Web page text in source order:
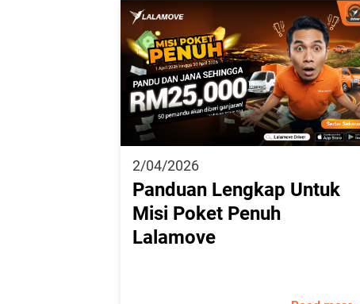
2/04/2026
Panduan Lengkap Untuk
Misi Poket Penuh
Lalamove